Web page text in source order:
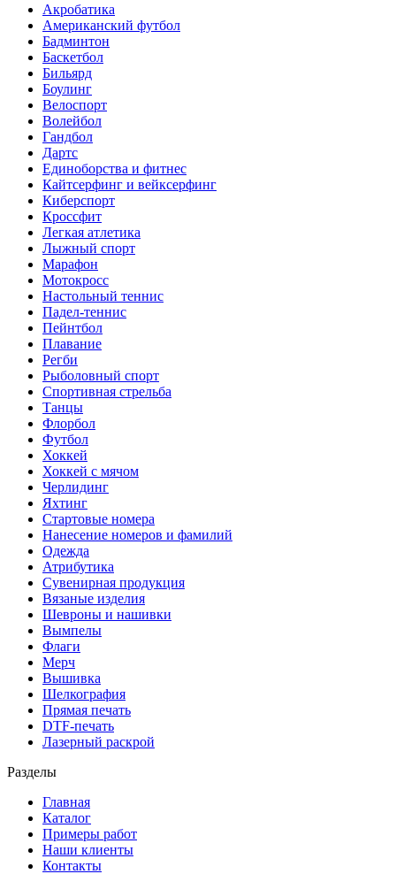
Акробатика
Американский футбол
Бадминтон
Баскетбол
Бильярд
Боулинг
Велоспорт
Волейбол
Гандбол
Дартс
Единоборства и фитнес
Кайтсерфинг и вейксерфинг
Киберспорт
Кроссфит
Легкая атлетика
Лыжный спорт
Марафон
Мотокросс
Настольный теннис
Падел-теннис
Пейнтбол
Плавание
Регби
Рыболовный спорт
Спортивная стрельба
Танцы
Флорбол
Футбол
Хоккей
Хоккей с мячом
Черлидинг
Яхтинг
Стартовые номера
Нанесение номеров и фамилий
Одежда
Атрибутика
Сувенирная продукция
Вязаные изделия
Шевроны и нашивки
Вымпелы
Флаги
Мерч
Вышивка
Шелкография
Прямая печать
DTF-печать
Лазерный раскрой
Разделы
Главная
Каталог
Примеры работ
Наши клиенты
Контакты